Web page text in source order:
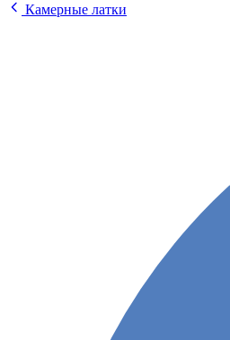
Камерные латки